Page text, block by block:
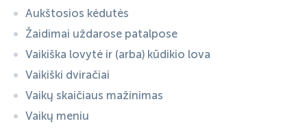
Aukštosios kėdutės
Žaidimai uždarose patalpose
Vaikiška lovytė ir (arba) kūdikio lova
Vaikiški dviračiai
Vaikų skaičiaus mažinimas
Vaikų meniu